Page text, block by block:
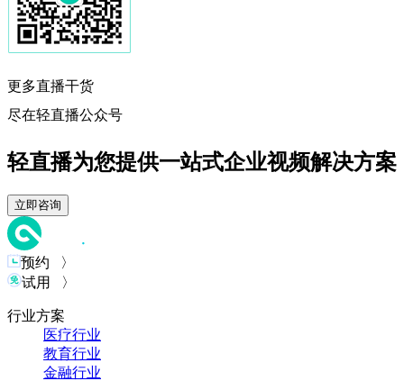
更多直播干货
尽在轻直播公众号
轻直播为您提供一站式企业视频解决方案
立即咨询
预约 〉
试用 〉
行业方案
医疗行业
教育行业
金融行业